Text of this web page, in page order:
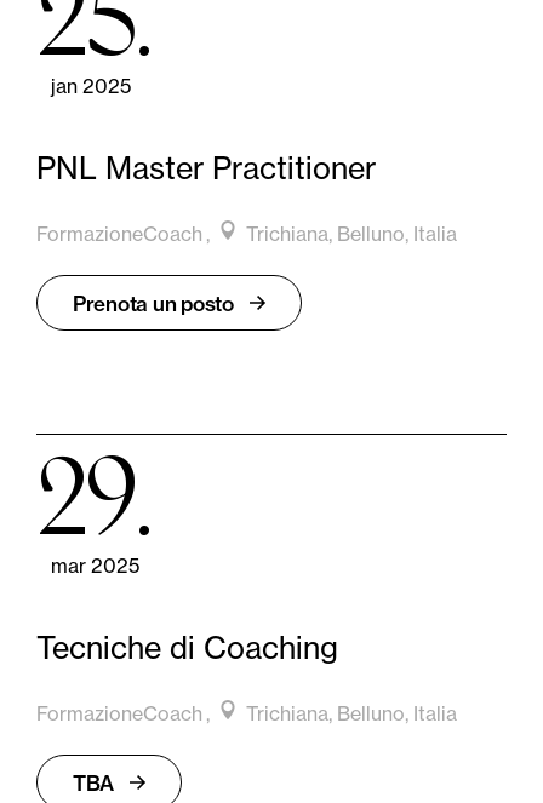
25
jan 2025
PNL Master Practitioner
FormazioneCoach Trichiana, Belluno, Italia
Prenota un posto
29
mar 2025
Tecniche di Coaching
FormazioneCoach Trichiana, Belluno, Italia
TBA